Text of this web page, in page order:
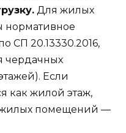
Для жилых
СП 20.13330.2016,
чердачных
Если
как жилой этаж,
жилых помещений —